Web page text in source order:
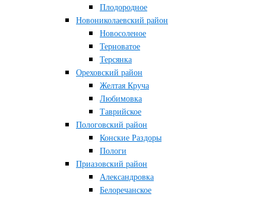
Плодородное
Новониколаевский район
Новосоленое
Терноватое
Терсянка
Ореховский район
Желтая Круча
Любимовка
Таврийское
Пологовский район
Конские Раздоры
Пологи
Приазовский район
Александровка
Белоречанское